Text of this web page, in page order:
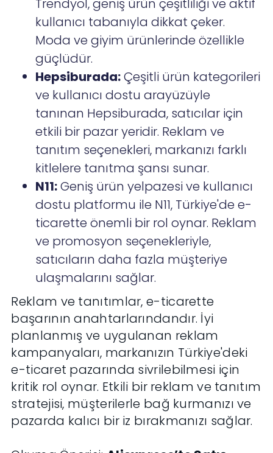
Trendyol, geniş ürün çeşitliliği ve aktif
kullanıcı tabanıyla dikkat çeker.
Moda ve giyim ürünlerinde özellikle
güçlüdür.
Hepsiburada:Çeşitli ürün kategorileri
ve kullanıcı dostu arayüzüyle
tanınan Hepsiburada, satıcılar için
etkili bir pazar yeridir. Reklam ve
tanıtım seçenekleri, markanızı farklı
kitlelere tanıtma şansı sunar.
N11:Geniş ürün yelpazesi ve kullanıcı
dostu platformu ile N11, Türkiye'de e-
ticarette önemli bir rol oynar. Reklam
ve promosyon seçenekleriyle,
satıcıların daha fazla müşteriye
ulaşmalarını sağlar.
Reklam ve tanıtımlar, e-ticarette
başarının anahtarlarındandır. İyi
planlanmış ve uygulanan reklam
kampanyaları, markanızın Türkiye'deki
e-ticaret pazarında sivrilebilmesi için
kritik rol oynar. Etkili bir reklam ve tanıtım
stratejisi, müşterilerle bağ kurmanızı ve
pazarda kalıcı bir iz bırakmanızı sağlar.